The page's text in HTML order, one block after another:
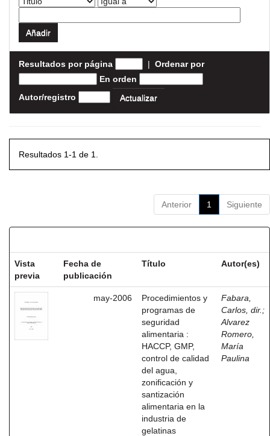
Resultados por página | Ordenar por
En orden
Autor/registro
Resultados 1-1 de 1.
Anterior 1 Siguiente
Vista
previa
Fecha de
publicación
Título Autor(es)
may-2006
Procedimientos y
programas de
seguridad
alimentaria :
HACCP, GMP,
control de calidad
del agua,
zonificación y
santización
alimentaria en la
industria de
gelatinas
Fabara,
Carlos, dir. ;
Alvarez
Romero,
María
Paulina